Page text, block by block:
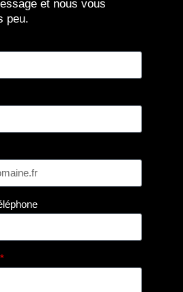
et nous vous
peu.